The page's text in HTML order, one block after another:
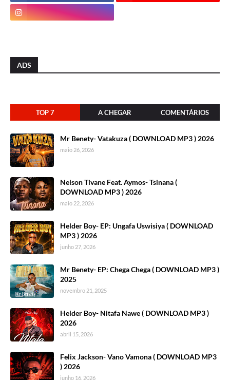
ADS
TOP 7 A CHEGAR COMENTÁRIOS
Mr Benety- Vatakuza ( DOWNLOAD MP3 ) 2026
maio 26, 2026
Nelson Tivane Feat. Aymos- Tsinana (
DOWNLOAD MP3 ) 2026
maio 22, 2026
Helder Boy- EP: Ungafa Uswisiya ( DOWNLOAD
MP3 ) 2026
junho 27, 2026
Mr Benety- EP: Chega Chega ( DOWNLOAD MP3 )
2025
novembro 21, 2025
Helder Boy- Nitafa Nawe ( DOWNLOAD MP3 )
2026
abril 15, 2026
Felix Jackson- Vano Vamona ( DOWNLOAD MP3
) 2026
junho 16, 2026